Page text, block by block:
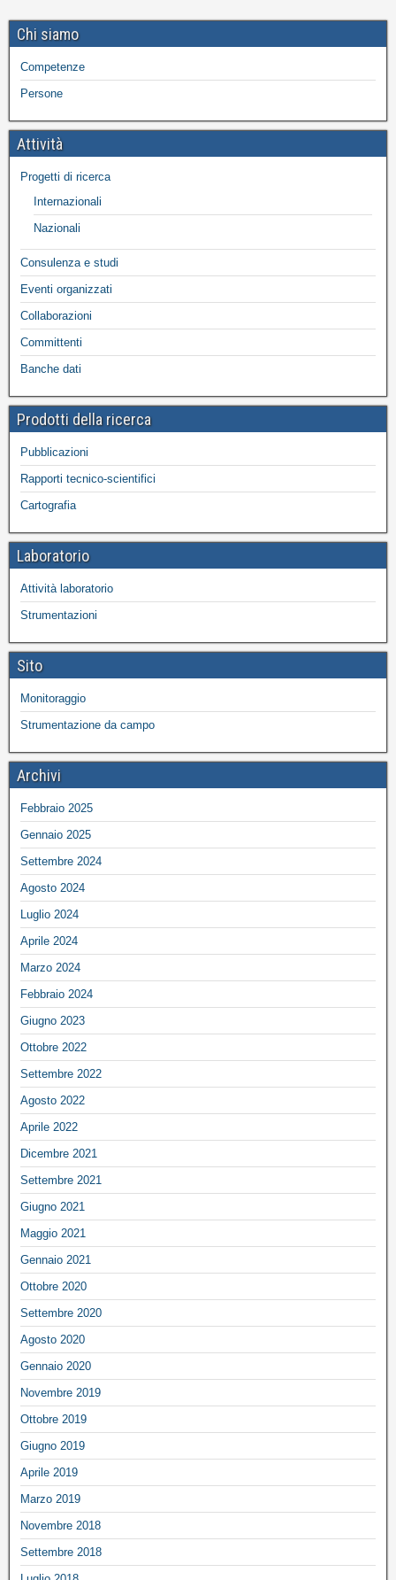
Chi siamo
Competenze
Persone
Attività
Progetti di ricerca
Internazionali
Nazionali
Consulenza e studi
Eventi organizzati
Collaborazioni
Committenti
Banche dati
Prodotti della ricerca
Pubblicazioni
Rapporti tecnico-scientifici
Cartografia
Laboratorio
Attività laboratorio
Strumentazioni
Sito
Monitoraggio
Strumentazione da campo
Archivi
Febbraio 2025
Gennaio 2025
Settembre 2024
Agosto 2024
Luglio 2024
Aprile 2024
Marzo 2024
Febbraio 2024
Giugno 2023
Ottobre 2022
Settembre 2022
Agosto 2022
Aprile 2022
Dicembre 2021
Settembre 2021
Giugno 2021
Maggio 2021
Gennaio 2021
Ottobre 2020
Settembre 2020
Agosto 2020
Gennaio 2020
Novembre 2019
Ottobre 2019
Giugno 2019
Aprile 2019
Marzo 2019
Novembre 2018
Settembre 2018